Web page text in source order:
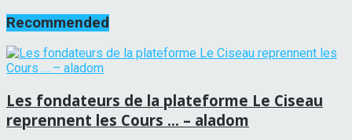
Recommended
Les fondateurs de la plateforme Le Ciseau
reprennent les Cours … – aladom